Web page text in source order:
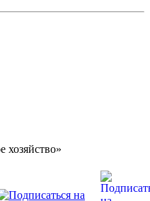
хозяйство»